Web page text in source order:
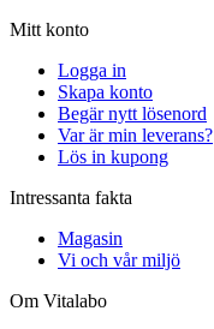
Mitt konto
Logga in
Skapa konto
Begär nytt lösenord
Var är min leverans?
Lös in kupong
Intressanta fakta
Magasin
Vi och vår miljö
Om Vitalabo